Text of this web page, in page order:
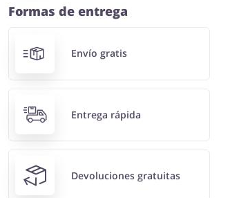
Formas de entrega
Envío gratis
Entrega rápida
Devoluciones gratuitas